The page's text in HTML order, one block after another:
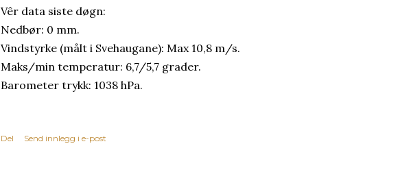
Vêr data siste døgn:
Nedbør: 0 mm.
Vindstyrke (målt i Svehaugane): Max 10,8 m/s.
Maks/min temperatur: 6,7/5,7 grader.
Barometer trykk: 1038 hPa.
Del Send innlegg i e-post